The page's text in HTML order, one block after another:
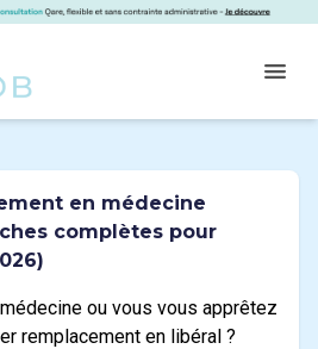
en médecine
complètes pour
ou vous vous apprêtez
remplacement en libéral ?